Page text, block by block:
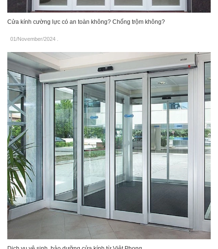
Cửa kính cường lực có an toàn không? Chống trộm không?
01/November/2024